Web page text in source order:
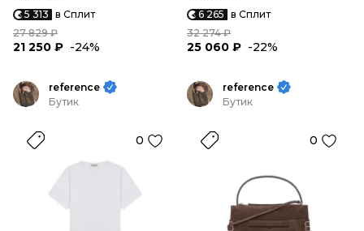
5 313 в Сплит
27 829 ₽
21 250 ₽ -24%
6 265 в Сплит
32 274 ₽
25 060 ₽ -22%
reference
Бутик
0
reference
Бутик
0